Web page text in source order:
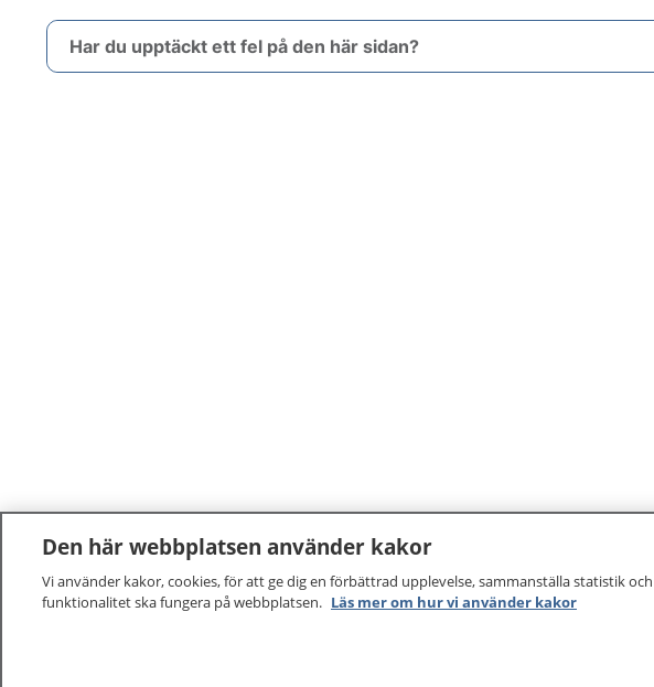
Har du upptäckt ett fel på den här sidan?
Den här webbplatsen använder kakor
Vi använder kakor, cookies, för att ge dig en förbättrad upplevelse, sammanställa statistik
funktionalitet ska fungera på webbplatsen. Läs mer om hur vi använder kakor